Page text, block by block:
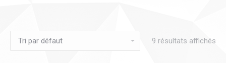
9 résultats affichés